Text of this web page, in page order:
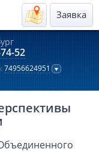
Заявка
52
74956624951